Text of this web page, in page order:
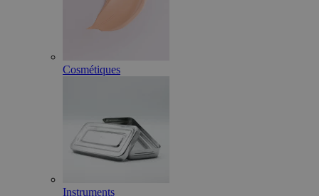
Cosmétiques
Instruments